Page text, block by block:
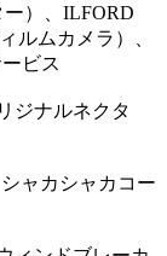
）、ILFORD
ルムカメラ）、
ビス
ジナルネクタ
ャカシャカコー